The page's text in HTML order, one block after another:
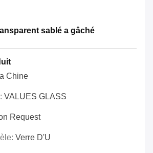
sablé a gâché
Chine
VALUES GLASS
Request
Verre D'U